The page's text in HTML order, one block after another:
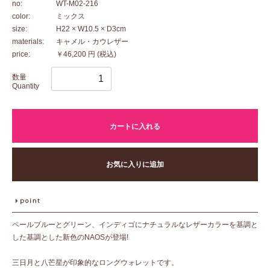
no:
WT-M02-216
color:
ミックス
size:
H22 × W10.5 × D3cm
materials:
キャメル・カウレザー
price:
￥46,200 円 (税込)
数量
Quantity
カートに入れる
お気に入りに追加
ペールブルーとグリーン、インディゴにナチュラルなレザーカラーを基調と
した基調とした新色のNAOSが登場!
三日月と八芒星が印象的なロングウォレットです。